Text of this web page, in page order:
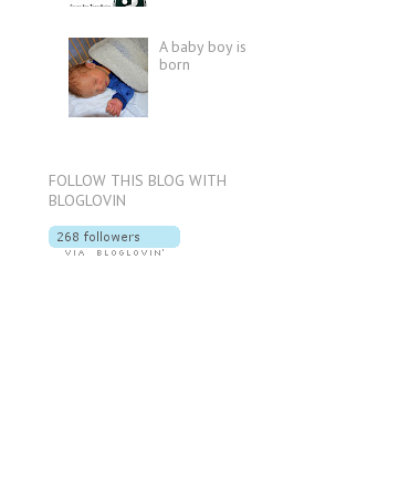
A baby boy is
born
FOLLOW THIS BLOG WITH
BLOGLOVIN